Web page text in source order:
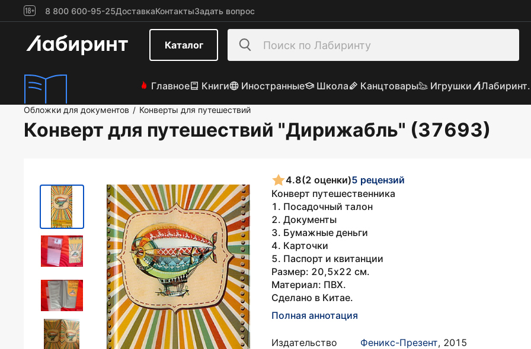
8 800 600-95-25ДоставкаКонтактыЗадать вопрос
Каталог
Главное Книги Иностранные Школа Канцтовары Игрушки
Обложки для документов / Конверты для путешествий
Конверт для путешествий "Дирижабль" (37693)
4.8(2 оценки)5 рецензий
Конверт путешественника
1. Посадочный талон
2. Документы
3. Бумажные деньги
4. Карточки
5. Паспорт и квитанции
Размер: 20,5х22 см.
Материал: ПВХ.
Сделано в Китае.
Полная аннотация
Издательство Феникс-Презент, 2015